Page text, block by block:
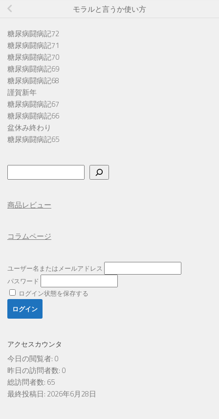
モラルと言うか使い方
糖尿病闘病記72
糖尿病闘病記71
糖尿病闘病記70
糖尿病闘病記69
糖尿病闘病記68
謹賀新年
糖尿病闘病記67
糖尿病闘病記66
盆休み終わり
糖尿病闘病記65
索
商品レビュー
コラムページ
ユーザー名またはメールアドレス
パスワード
ログイン状態を保存する
アクセスカウンタ
今日の閲覧者: 0
昨日の訪問者数: 0
総訪問者数: 65
最終投稿日: 2026年6月28日